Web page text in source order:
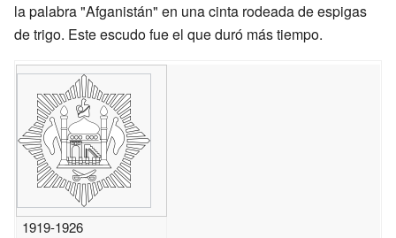
la palabra "Afganistán" en una cinta rodeada de espigas
de trigo. Este escudo fue el que duró más tiempo.
1919-1926